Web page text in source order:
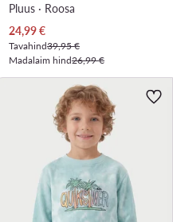
Pluus · Roosa
Praegune hind
24,99€
Tavahind39,95 €
Madalaim hind26,99 €